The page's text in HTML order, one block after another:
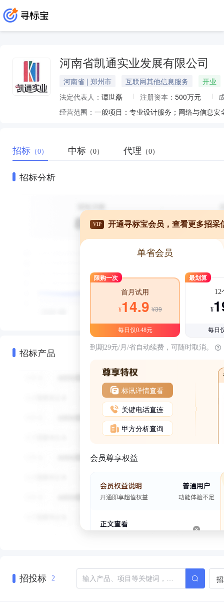
河南省凯通实业发展有限公司
河南省 | 郑州市 互联网其他信息服务
开业
法定代表人： 谭世磊 注册资本： 500万元
经营范围：
招标 （0） 中标 （0） 代理 （0）
招标分析
招标产品
VIP 开通寻标宝会员，查看更多招采
单省会员
限购一次
首月试用
¥14.9 ¥39
每日仅0.48元
最划算
12
¥
每日
到期29元/月/省自动续费，可随时取消。
标讯详情查看
关键电话直连
甲方分析查询
会员尊享权益
招投标 2